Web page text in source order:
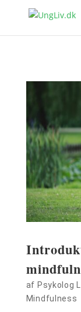
af Psykolog
Mindfulness